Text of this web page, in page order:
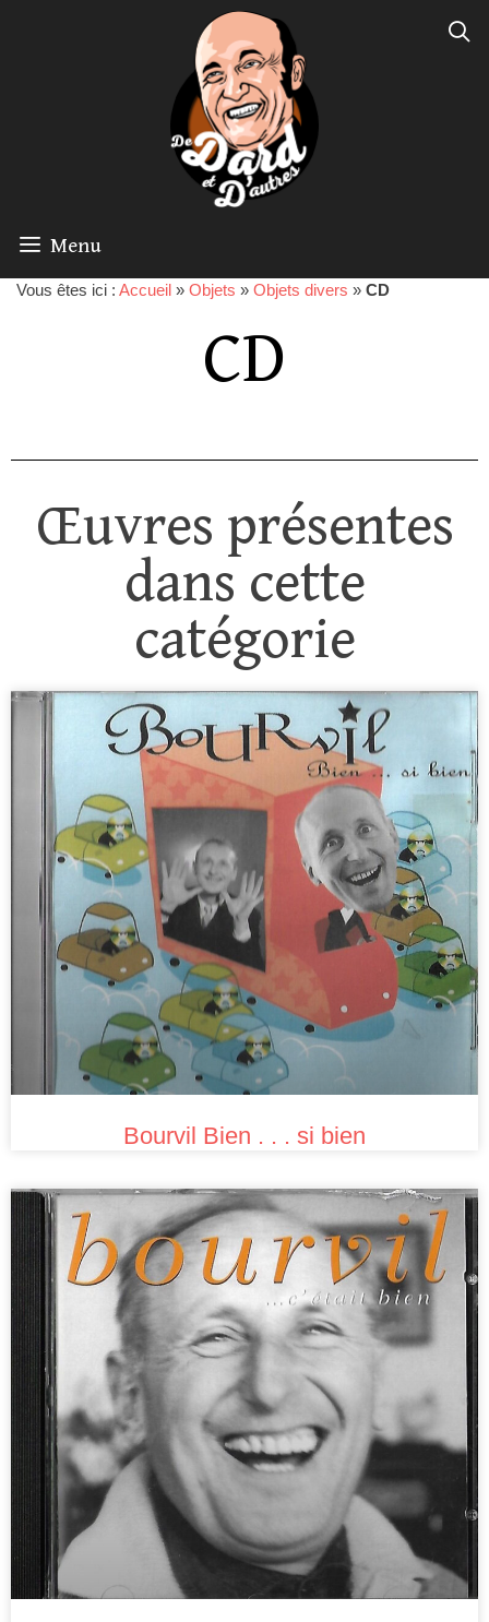
Menu
Vous êtes ici : Accueil » Objets » Objets divers » CD
CD
Œuvres présentes
dans cette
catégorie
Bourvil Bien . . . si bien